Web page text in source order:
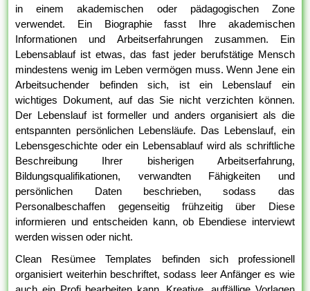
in einem akademischen oder pädagogischen Zone
verwendet. Ein Biographie fasst Ihre akademischen
Informationen und Arbeitserfahrungen zusammen. Ein
Lebensablauf ist etwas, das fast jeder berufstätige Mensch
mindestens wenig im Leben vermögen muss. Wenn Jene ein
Arbeitsuchender befinden sich, ist ein Lebenslauf ein
wichtiges Dokument, auf das Sie nicht verzichten können.
Der Lebenslauf ist formeller und anders organisiert als die
entspannten persönlichen Lebensläufe. Das Lebenslauf, ein
Lebensgeschichte oder ein Lebensablauf wird als schriftliche
Beschreibung Ihrer bisherigen Arbeitserfahrung,
Bildungsqualifikationen, verwandten Fähigkeiten und
persönlichen Daten beschrieben, sodass das
Personalbeschaffen gegenseitig frühzeitig über Diese
informieren und entscheiden kann, ob Ebendiese interviewt
werden wissen oder nicht.
Clean Resümee Templates befinden sich professionell
organisiert weiterhin beschriftet, sodass leer Anfänger es wie